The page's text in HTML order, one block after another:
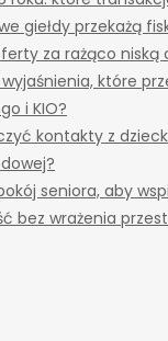
giełdy przekażą
za rażąco niską
które
i KIO?
kontakty z
seniora, aby
bez wrażenia